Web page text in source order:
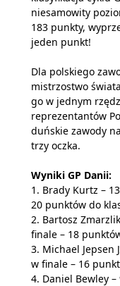
niesamowity
183 punkty,
jeden punkt!
Dla polskiego
mistrzostwo
go w jednym
reprezentantów
duńskie zawody
trzy oczka.
Wyniki GP Danii:
1. Brady Kurtz –
20 punktów do
2. Bartosz
finale – 18
3. Michael Jepsen
w finale – 16
4. Daniel Bewley –